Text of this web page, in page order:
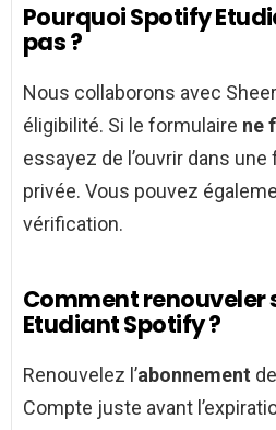
Pourquoi Spotify
pas ?
Nous collaborons avec
éligibilité. Si le formulaire ne
essayez de l’ouvrir dans
privée. Vous pouvez
vérification.
Comment renouveler
Etudiant Spotify ?
Renouvelez l’abonnement
Compte juste avant